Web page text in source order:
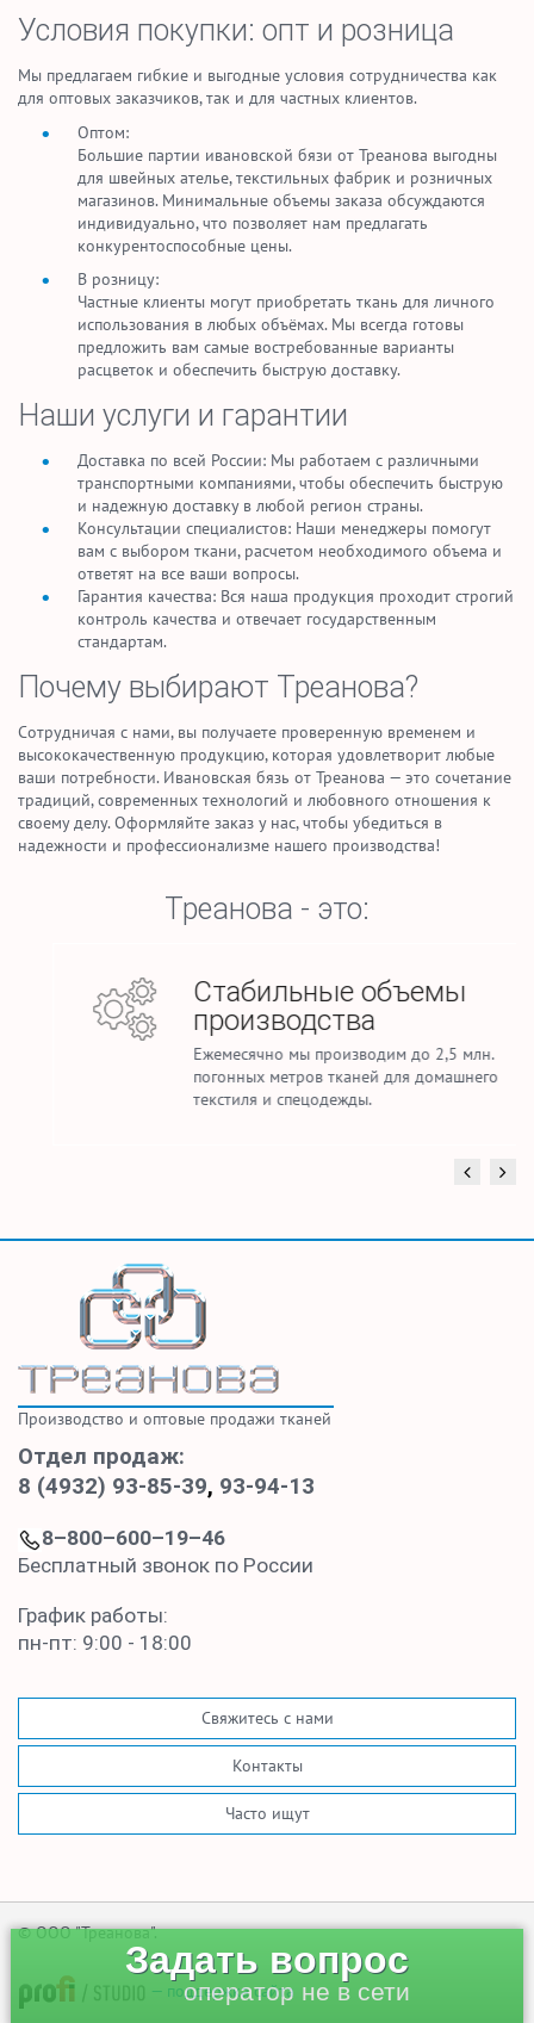
Условия покупки: опт и розница
Мы предлагаем гибкие и выгодные условия сотрудничества как
для оптовых заказчиков, так и для частных клиентов.
Оптом:
Большие партии ивановской бязи от Треанова выгодны
для швейных ателье, текстильных фабрик и розничных
магазинов. Минимальные объемы заказа обсуждаются
индивидуально, что позволяет нам предлагать
конкурентоспособные цены.
В розницу:
Частные клиенты могут приобретать ткань для личного
использования в любых объёмах. Мы всегда готовы
предложить вам самые востребованные варианты
расцветок и обеспечить быструю доставку.
Наши услуги и гарантии
Доставка по всей России: Мы работаем с различными
транспортными компаниями, чтобы обеспечить быструю
и надежную доставку в любой регион страны.
Консультации специалистов: Наши менеджеры помогут
вам с выбором ткани, расчетом необходимого объема и
ответят на все ваши вопросы.
Гарантия качества: Вся наша продукция проходит строгий
контроль качества и отвечает государственным
стандартам.
Почему выбирают Треанова?
Сотрудничая с нами, вы получаете проверенную временем и
высококачественную продукцию, которая удовлетворит любые
ваши потребности. Ивановская бязь от Треанова — это сочетание
традиций, современных технологий и любовного отношения к
своему делу. Оформляйте заказ у нас, чтобы убедиться в
надежности и профессионализме нашего производства!
Треанова - это:
Стабильные объемы
производства
Ежемесячно мы производим до 2,5 млн.
погонных метров тканей для домашнего
текстиля и спецодежды.
Производство и оптовые продажи тканей
Отдел продаж:
8 (4932) 93-85-39, 93-94-13
8–800–600–19–46
Бесплатный звонок по России
График работы:
пн-пт: 9:00 - 18:00
Свяжитесь с нами
Контакты
Часто ищут
© ООО "Треанова".
— поддержка сайта
Задать вопрос
оператор не в сети